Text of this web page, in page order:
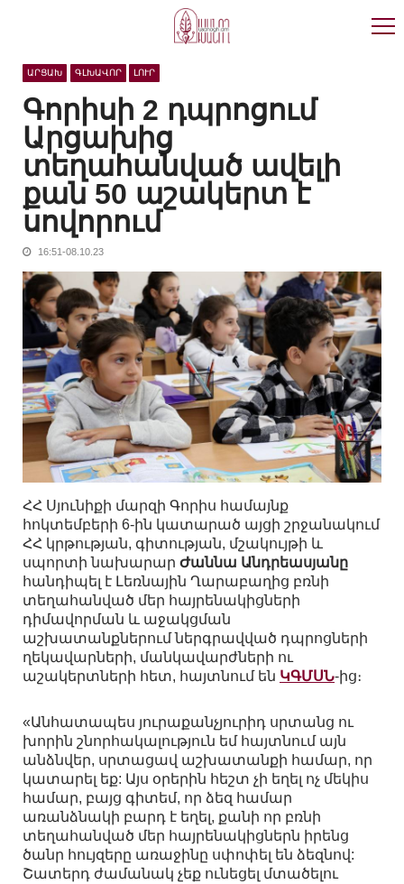
ԱՐՑԱԽ ԳԼԽԱՎՈՐ ԼՈՒՐ
Գորիսի 2 դպրոցում
Արցախից
տեղահանված ավելի
քան 50 աշակերտ է
սովորում
16:51-08.10.23
ՀՀ Սյունիքի մարզի Գորիս համայնք
հոկտեմբերի 6-ին կատարած այցի շրջանակում
ՀՀ կրթության, գիտության, մշակույթի և
սպորտի նախարար Ժաննա Անդրեասյանը
հանդիպել է Լեռնային Ղարաբաղից բռնի
տեղահանված մեր հայրենակիցների
դիմավորման և աջակցման
աշխատանքներում ներգրավված դպրոցների
ղեկավարների, մանկավարժների ու
աշակերտների հետ, հայտնում են ԿԳՄՍՆ-ից։
«Անհատապես յուրաքանչյուրիդ սրտանց ու
խորին շնորհակալություն եմ հայտնում այն
անձնվեր, սրտացավ աշխատանքի համար, որ
կատարել եք: Այս օրերին հեշտ չի եղել ոչ մեկիս
համար, բայց գիտեմ, որ ձեզ համար
առանձնակի բարդ է եղել, քանի որ բռնի
տեղահանված մեր հայրենակիցներն իրենց
ծանր հույզերը առաջինը սփոփել են ձեզնով:
Շատերդ ժամանակ չեք ունեցել մտածելու